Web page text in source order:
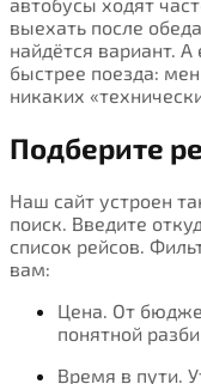
выехать после
найдётся вариант.
быстрее поезда:
никаких
Подберите
Наш сайт устроен
поиск. Введите
список рейсов.
вам:
Цена. От
понятной
Время в пути.